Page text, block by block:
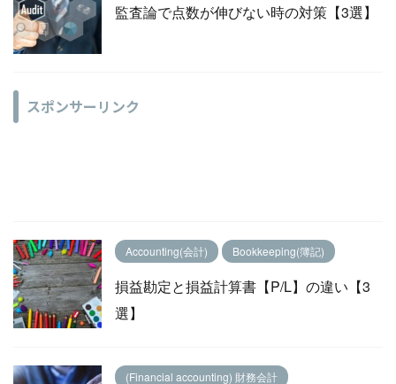
監査論で点数が伸びない時の対策【3選】
スポンサーリンク
Accounting(会計) Bookkeeping(簿記)
損益勘定と損益計算書【P/L】の違い【3
選】
(Financial accounting) 財務会計